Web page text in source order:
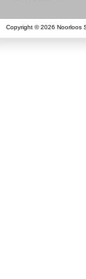
Copyright © 2026 Noorloos